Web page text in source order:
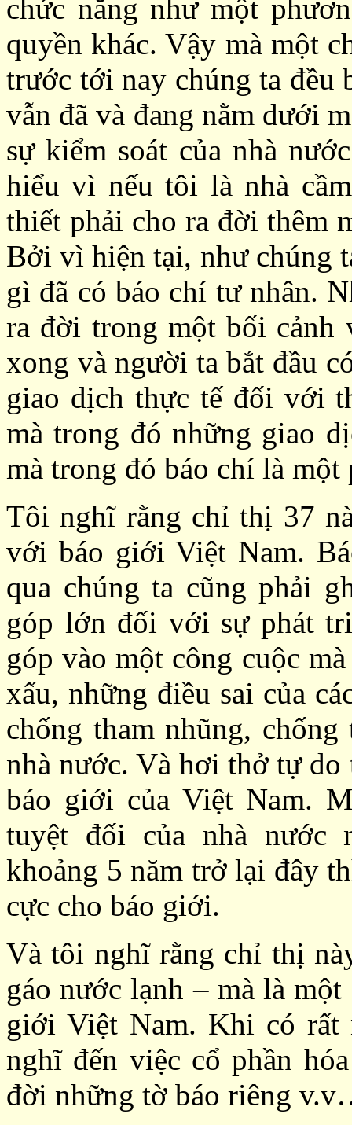
chức năng như một
quyền khác. Vậy mà một
trước tới nay chúng ta đều
vẫn đã và đang nằm dưới
sự kiểm soát của nhà
hiểu vì nếu tôi là nhà
thiết phải cho ra đời thêm
Bởi vì hiện tại, như chúng
gì đã có báo chí tư nhân.
ra đời trong một bối cảnh
xong và người ta bắt đầu
giao dịch thực tế đối với
mà trong đó những giao
mà trong đó báo chí là một
Tôi nghĩ rằng chỉ thị 37
với báo giới Việt Nam.
qua chúng ta cũng phải
góp lớn đối với sự phát
góp vào một công cuộc
xấu, những điều sai của
chống tham nhũng,
nhà nước. Và hơi thở tự
báo giới của Việt Nam.
tuyệt đối của nhà nước
khoảng 5 năm trở lại đây
cực cho báo giới.
Và tôi nghĩ rằng chỉ thị
gáo nước lạnh – mà là
giới Việt Nam. Khi có rất
nghĩ đến việc cổ phần
đời những tờ báo riêng